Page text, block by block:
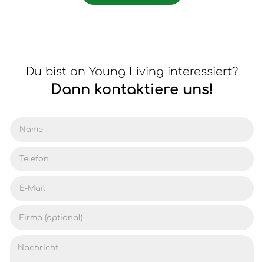
Du bist an Young Living interessiert?
Dann kontaktiere uns!